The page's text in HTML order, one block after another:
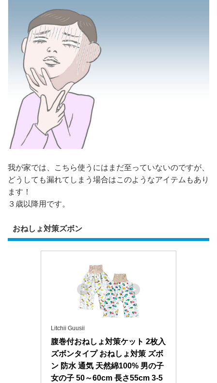
我が家では、こちら使うにはまだ至っていないのですが、
どうしても漏れてしまう場合はこのようなアイテムもあり
ます！
３歳以降用です。
おねしょ対策ズボン
Litchii Guusii
腹巻付おねしょ対策ケット 2枚入
ズボンタイプ おねしょ対策 ズボ
ン 防水 通気 天然綿100% 男の子
女の子 50～60cm 長さ55cm 3-5